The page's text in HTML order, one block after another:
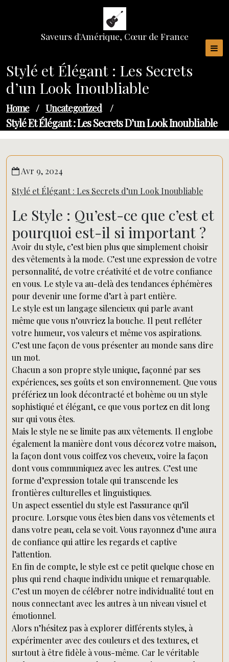
Saveurs d'Amérique, Cœur de France
Stylé et Élégant : Les Secrets
d’un Look Inoubliable
Home / Uncategorized /
Stylé Et Élégant : Les Secrets D’un Look Inoubliable
Avr 9, 2024
Stylé et Élégant : Les Secrets d’un Look Inoubliable
Le Style : Qu’est-ce que c’est et
pourquoi est-il si important ?
Avoir du style, c’est bien plus que simplement choisir
des vêtements à la mode. C’est une expression de votre
personnalité, de votre créativité et de votre confiance
en vous. Le style va au-delà des tendances éphémères
pour devenir une forme d’art à part entière.
Le style est un langage silencieux qui parle avant
même que vous n’ouvriez la bouche. Il peut refléter
votre humeur, vos valeurs et même vos aspirations.
C’est une façon de vous présenter au monde sans dire
un mot.
Chacun a son propre style unique, façonné par ses
expériences, ses goûts et son environnement. Que vous
préfériez un look décontracté et bohème ou un style
sophistiqué et élégant, ce que vous portez en dit long
sur qui vous êtes.
Mais le style ne se limite pas aux vêtements. Il englobe
également la manière dont vous décorez votre maison,
la façon dont vous coiffez vos cheveux, voire la façon
dont vous communiquez avec les autres. C’est une
forme d’expression totale qui transcende les
frontières culturelles et linguistiques.
Un aspect essentiel du style est l’assurance qu’il
procure. Lorsque vous êtes bien dans vos vêtements et
dans votre peau, cela se voit. Vous rayonnez d’une aura
de confiance qui attire les regards et captive
l’attention.
En fin de compte, le style est ce petit quelque chose en
plus qui rend chaque individu unique et remarquable.
C’est un moyen de célébrer notre individualité tout en
nous connectant avec les autres à un niveau visuel et
émotionnel.
Alors n’hésitez pas à explorer différents styles, à
expérimenter avec des couleurs et des textures, et
surtout à être fidèle à vous-même. Car le véritable